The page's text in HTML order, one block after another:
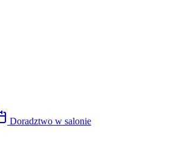
Doradztwo w salonie